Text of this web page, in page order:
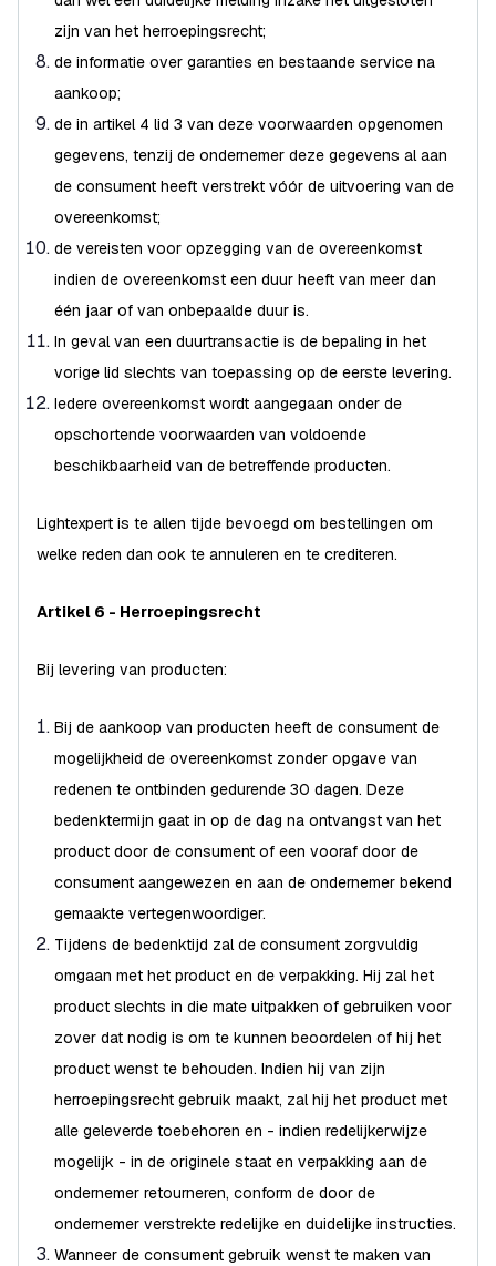
zijn van het herroepingsrecht;
de informatie over garanties en bestaande service na
aankoop;
de in artikel 4 lid 3 van deze voorwaarden opgenomen
gegevens, tenzij de ondernemer deze gegevens al aan
de consument heeft verstrekt vóór de uitvoering van de
overeenkomst;
de vereisten voor opzegging van de overeenkomst
indien de overeenkomst een duur heeft van meer dan
één jaar of van onbepaalde duur is.
In geval van een duurtransactie is de bepaling in het
vorige lid slechts van toepassing op de eerste levering.
Iedere overeenkomst wordt aangegaan onder de
opschortende voorwaarden van voldoende
beschikbaarheid van de betreffende producten.
Lightexpert is te allen tijde bevoegd om bestellingen om
welke reden dan ook te annuleren en te crediteren.
Artikel 6 - Herroepingsrecht
Bij levering van producten:
Bij de aankoop van producten heeft de consument de
mogelijkheid de overeenkomst zonder opgave van
redenen te ontbinden gedurende 30 dagen. Deze
bedenktermijn gaat in op de dag na ontvangst van het
product door de consument of een vooraf door de
consument aangewezen en aan de ondernemer bekend
gemaakte vertegenwoordiger.
Tijdens de bedenktijd zal de consument zorgvuldig
omgaan met het product en de verpakking. Hij zal het
product slechts in die mate uitpakken of gebruiken voor
zover dat nodig is om te kunnen beoordelen of hij het
product wenst te behouden. Indien hij van zijn
herroepingsrecht gebruik maakt, zal hij het product met
alle geleverde toebehoren en - indien redelijkerwijze
mogelijk - in de originele staat en verpakking aan de
ondernemer retourneren, conform de door de
ondernemer verstrekte redelijke en duidelijke instructies.
Wanneer de consument gebruik wenst te maken van